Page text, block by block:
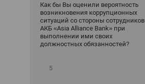
Как бы Вы оценили вероятность
возникновения коррупционных
ситуаций со стороны сотрудников
АКБ «Asia Alliance Bank» при
выполнении ими своих
должностных обязанностей?